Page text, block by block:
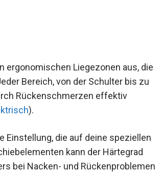
ergonomischen Liegezonen aus, die
Bereich, von der Schulter bis zu
Rückenschmerzen effektiv
).
Einstellung, die auf deine speziellen
kann der Härtegrad
bei Nacken- und Rückenproblemen